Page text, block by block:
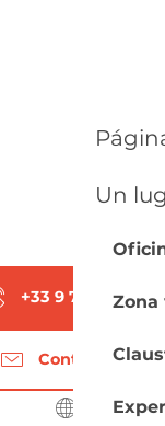
Un
Zona
+33 9 70 93 11▒▒
Contáctenos